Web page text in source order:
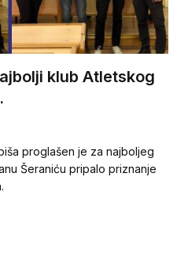
klub Atletskog
proglašen je za najboljeg
Šeraniću pripalo priznanje